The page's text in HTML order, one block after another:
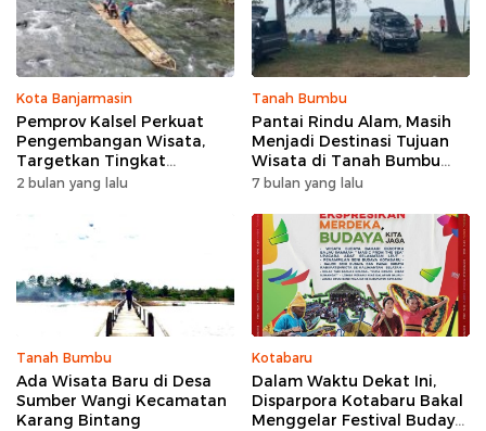
Kota Banjarmasin
Pemprov Kalsel Perkuat
Pengembangan Wisata,
Targetkan Tingkat
Kunjungan Naik 5 Persen di
2 bulan yang lalu
Tanah Bumbu
Pantai Rindu Alam, Masih
Menjadi Destinasi Tujuan
Wisata di Tanah Bumbu
dengan Rindangnya Pohon
7 bulan yang lalu
Tanah Bumbu
Ada Wisata Baru di Desa
Sumber Wangi Kecamatan
Karang Bintang
Kotabaru
Dalam Waktu Dekat Ini,
Disparpora Kotabaru Bakal
Menggelar Festival Budaya